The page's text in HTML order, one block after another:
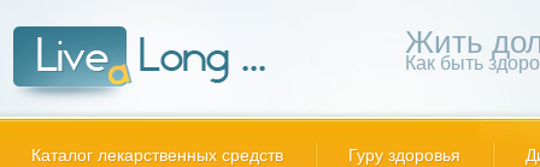
Жить
Как быть
Каталог лекарственных средств Гуру здоровья